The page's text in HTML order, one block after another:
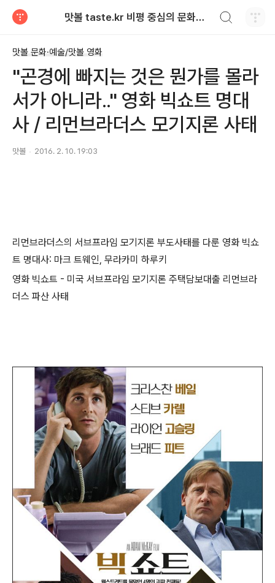
맛볼 taste.kr 비평 중심의 문화적 기호 · 맛 · 향기 리뷰
맛볼 문화·예술/맛볼 영화
"곤경에 빠지는 것은 뭔가를 몰라
서가 아니라.." 영화 빅쇼트 명대
사 / 리먼브라더스 모기지론 사태
맛볼 2016. 2. 10. 19:03
리먼브라더스의 서브프라임 모기지론 부도사태를 다룬 영화 빅쇼
트 명대사: 마크 트웨인, 무라카미 하루키
영화 빅쇼트 - 미국 서브프라임 모기지론 주택담보대출 리먼브라
더스 파산 사태